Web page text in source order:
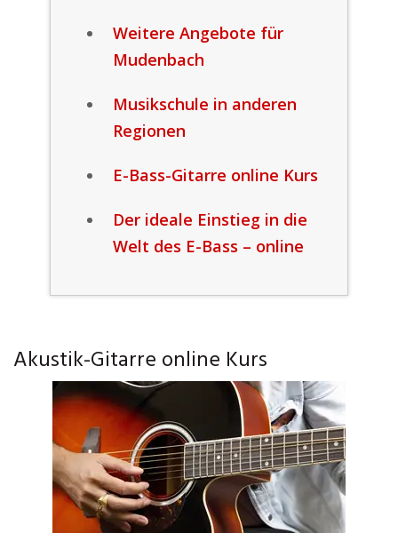
Weitere Angebote für
Mudenbach
Musikschule in anderen
Regionen
E-Bass-Gitarre online Kurs
Der ideale Einstieg in die
Welt des E-Bass – online
Akustik-Gitarre online Kurs